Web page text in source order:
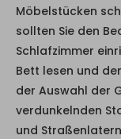
Möbelstücken
sollten Sie den
Schlafzimmer
Bett lesen und
der Auswahl der
verdunkelnden
und